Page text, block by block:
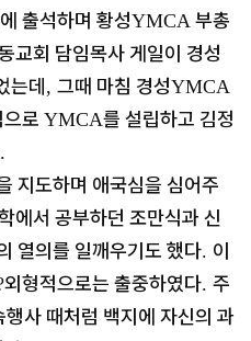
출석하며 황성YMCA 부총
교회 담임목사 게일이 경성
는데, 그때 마침 경성YMCA
로 YMCA를 설립하고 김정
.
지도하며 애국심을 심어주
에서 공부하던 조만식과 신
열의를 일깨우기도 했다. 이
외형적으로는 출중하였다. 주
행사 때처럼 백지에 자신의 과